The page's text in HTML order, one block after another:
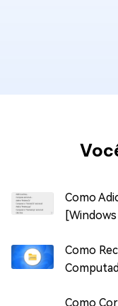
Como
Como
Como